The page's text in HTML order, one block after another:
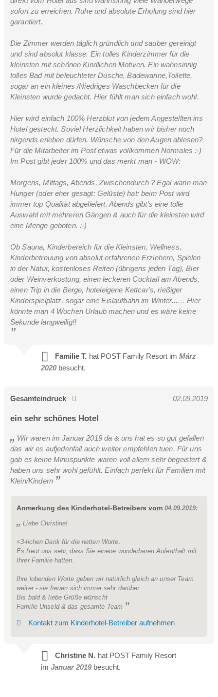
Sonnenschein Zimmer 25m²
2-3 Personen
Gemütliches Zimmer im Stammhaus
Sonnenblick Suite Superior 35m²
2-4 Personen
Hochwertig Ausgestattete Suite im Sonnenbogen
Sonnenblick Suite Superior 50m²
2-4 Personen
Hochwertig Ausgestattete Suite im Sonnenbogen
sofort zu erreichen. Ruhe und absolute Erholung sind hier
garantiert.
Die Zimmer werden täglich gründlich und sauber gereinigt
und sind absolut klasse. Ein tolles Kinderzimmer für die
kleinsten mit schönen Kindlichen Motiven. Ein wahnsinnig
tolles Bad mit beleuchteter Dusche, Badewanne,Toilette,
sogar an ein kleines /Niedriges Waschbecken für die
Kleinsten wurde gedacht. Hier fühlt man sich einfach wohl.
Hier wird einfach 100% Herzblut von jedem Angestellten ins
Hotel gesteckt. Soviel Herzlichkeit haben wir bisher noch
nirgends erleben dürfen. Wünsche von den Augen ablesen?
Für die Mitarbeiter im Post etwas vollkommen Normales :-)
Im Post gibt jeder 100% und das merkt man - WOW:
Morgens, Mittags, Abends, Zwischendurch ? Egal wann man
Hunger (oder eher gesagt: Gelüste) hat: beim Post wird
immer top Qualität abgeliefert. Abends gibt's eine tolle
Auswahl mit mehreren Gängen & auch für die kleinsten wird
eine Menge geboten. :-)
Ob Sauna, Kinderbereich für die Kleinsten, Wellness,
Kinderbetreuung von absolut erfahrenen Erziehern, Spielen
in der Natur, kostenloses Reiten (übrigens jeden Tag), Bier
oder Weinverkostung, einen leckeren Cocktail am Abends,
einen Trip in die Berge, hoteleigene Kettcar's, rießiger
Kinderspielplatz, sogar eine Eislaufbahn im Winter...… Hier
könnte man 4 Wochen Urlaub machen und es wäre keine
Sekunde langweilig!!
Familie T. hat POST Family Resort im März
2020 besucht.
Gesamteindruck 02.09.2019
ein sehr schönes Hotel
Wir waren im Januar 2019 da & uns hat es so gut gefallen
das wir es aufjedenfall auch weiter empfehlen tuen. Für uns
gab es keine Minuspunkte waren voll allem sehr begeistert &
haben uns sehr wohl gefühlt. Einfach perfekt für Familien mit
Klein/Kindern
Anmerkung des Kinderhotel-Betreibers vom 04.09.2019:
Liebe Christine!
<3-lichen Dank für die netten Worte.
Es freut uns sehr, dass Sie einene wunderbaren Aufenthalt mit
Ihrer Familie hatten.
Ihre lobenden Worte geben wir natürlich gleich an unser Team
weiter - sie freuen sich immer sehr darüber.
Bis bald & liebe Grüße wünscht
Familie Unseld & das gesamte Team
Kontakt zum Kinderhotel-Betreiber aufnehmen
Christine N. hat POST Family Resort
im Januar 2019 besucht.